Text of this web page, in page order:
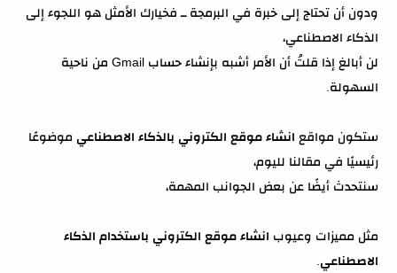
ودون أن تحتاج إلى خبرة في البرمجة ــ فخيارك الأمثل هو اللجوء إلى
الذكاء الاصطناعي،
لن أبالغ إذا قلتُ أن الأمر أشبه بإنشاء حساب Gmail من ناحية
السهولة.
ستكون مواقع انشاء موقع الكتروني بالذكاء الاصطناعي موضوعًا
رئيسيًا في مقالنا لليوم،
سنتحدث أيضًا عن بعض الجوانب المهمة،
مثل مميزات وعيوب انشاء موقع الكتروني باستخدام الذكاء
الاصطناعي